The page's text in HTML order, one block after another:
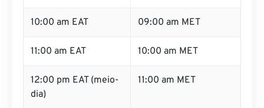
10:00 am EAT 09:00 am MET
11:00 am EAT 10:00 am MET
12:00 pm EAT (meio-
dia)
11:00 am MET